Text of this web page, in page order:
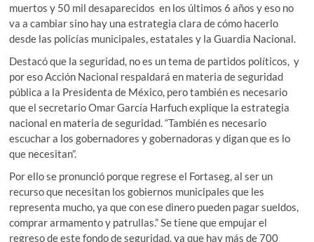
muertos y 50 mil desaparecidos en los últimos 6 años y eso no
va a cambiar sino hay una estrategia clara de cómo hacerlo
desde las policías municipales, estatales y la Guardia Nacional.
Destacó que la seguridad, no es un tema de partidos políticos, y
por eso Acción Nacional respaldará en materia de seguridad
pública a la Presidenta de México, pero también es necesario
que el secretario Omar García Harfuch explique la estrategia
nacional en materia de seguridad. “También es necesario
escuchar a los gobernadores y gobernadoras y digan que es lo
que necesitan”.
Por ello se pronunció porque regrese el Fortaseg, al ser un
recurso que necesitan los gobiernos municipales que les
representa mucho, ya que con ese dinero pueden pagar sueldos,
comprar armamento y patrullas.” Se tiene que empujar el
regreso de este fondo de seguridad, ya que hay más de 700